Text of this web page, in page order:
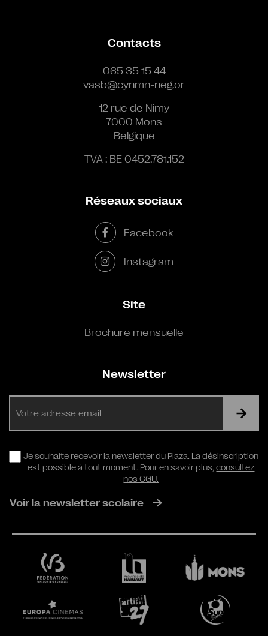
Contacts
065 35 15 44
vasb@cynmn-neg.or
12 rue de Nimy
7000 Mons
Belgique
TVA : BE 0452.781.152
Réseaux sociaux
Facebook
Instagram
Site
Brochure mensuelle
Newsletter
RGPD
Je souhaite recevoir la newsletter du Plaza. La désinscription
est possible à tout moment. Pour en savoir plus,consultez
nos CGU.
Voir la newsletter scolaire